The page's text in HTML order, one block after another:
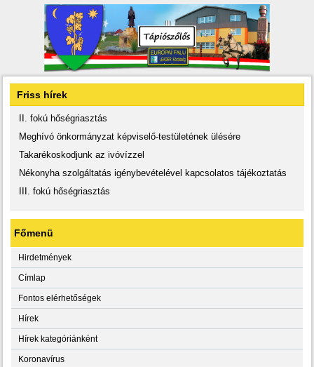
Friss hírek
II. fokú hőségriasztás
Meghívó önkormányzat képviselő-testületének ülésére
Takarékoskodjunk az ivóvízzel
Nékonyha szolgáltatás igénybevételével kapcsolatos tájékoztatás
III. fokú hőségriasztás
Főmenü
Hirdetmények
Címlap
Fontos elérhetőségek
Hírek
Hírek kategóriánként
Koronavírus